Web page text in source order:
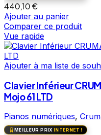
440,10€
Ajouter au panier
Comparer ce produit
Vue rapide
Ajouter à ma liste de
Clavier Inférieur
Mojo 61 LTD
Pianos numériques,
MEILLEUR PRIX INTERNET !